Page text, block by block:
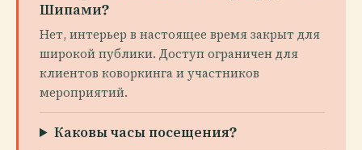
Шипами?
Нет, интерьер в настоящее время закрыт для
широкой публики. Доступ ограничен для
клиентов коворкинга и участников
мероприятий.
Каковы часы посещения?